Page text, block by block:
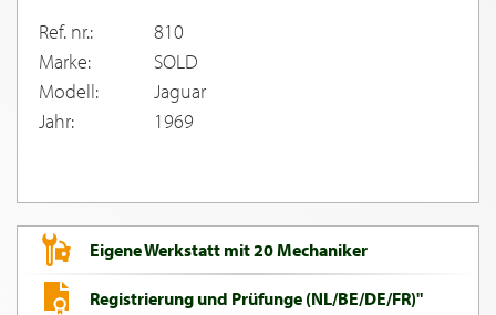
Ref. nr.:
810
Marke:
SOLD
Modell:
Jaguar
Jahr:
1969
Eigene Werkstatt mit 20 Mechaniker
Registrierung und Prüfunge (NL/BE/DE/FR)"